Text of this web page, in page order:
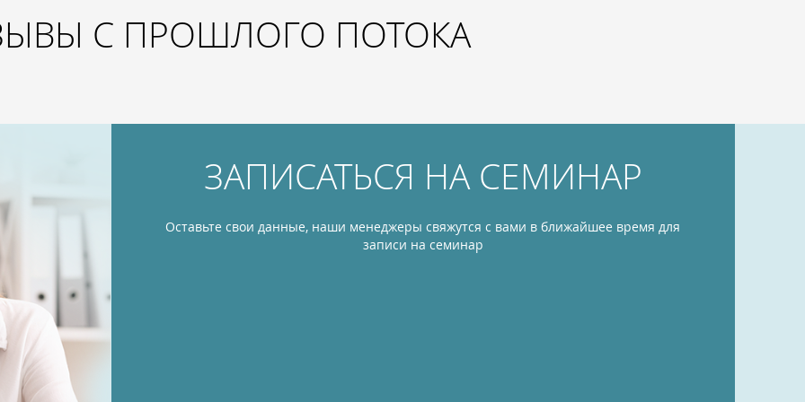
С ПРОШЛОГО ПОТОКА
ЗАПИСАТЬСЯ НА СЕМИНАР
Оставьте свои данные, наши менеджеры свяжутся с вами в ближайшее время для
записи на семинар